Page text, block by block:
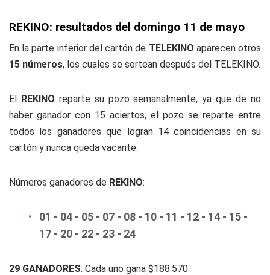
REKINO: resultados del domingo 11 de mayo
En la parte inferior del cartón de TELEKINO aparecen otros
15 números, los cuales se sortean después del TELEKINO.
El REKINO reparte su pozo semanalmente, ya que de no
haber ganador con 15 aciertos, el pozo se reparte entre
todos los ganadores que logran 14 coincidencias en su
cartón y nunca queda vacante.
Números ganadores de REKINO:
01 - 04 - 05 - 07 - 08 - 10 - 11 - 12 - 14 - 15 -
17 - 20 - 22 - 23 - 24
29 GANADORES. Cada uno gana $188.570